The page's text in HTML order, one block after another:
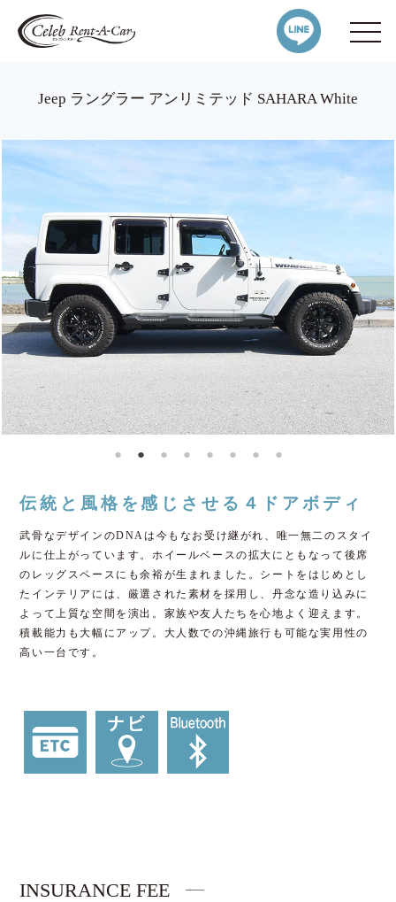
Jeep ラングラー アンリミテッド SAHARA White
伝統と風格を感じさせる４ドアボディ
武骨なデザインのDNAは今もなお受け継がれ、唯一無二のスタイ
ルに仕上がっています。ホイールベースの拡大にともなって後席
のレッグスペースにも余裕が生まれました。シートをはじめとし
たインテリアには、厳選された素材を採用し、丹念な造り込みに
よって上質な空間を演出。家族や友人たちを心地よく迎えます。
積載能力も大幅にアップ。大人数での沖縄旅行も可能な実用性の
高い一台です。
INSURANCE FEE